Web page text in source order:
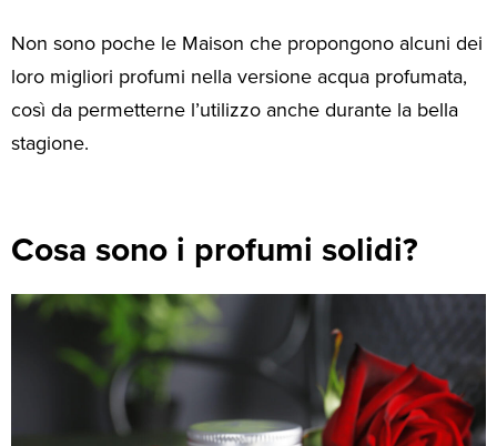
Non sono poche le Maison che propongono alcuni dei
loro migliori profumi nella versione acqua profumata,
così da permetterne l’utilizzo anche durante la bella
stagione.
Cosa sono i profumi solidi?